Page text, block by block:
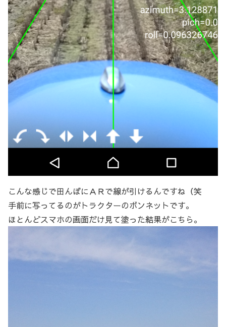
こんな感じで田んぼにＡＲで線が引けるんですね（笑
手前に写ってるのがトラクターのボンネットです。
ほとんどスマホの画面だけ見て塗った結果がこちら。